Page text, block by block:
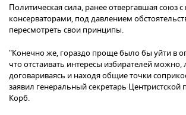
Политическая сила, ранее отвергавшая союз
консерваторами, под давлением
пересмотреть свои принципы.
"Конечно же, гораздо проще было бы уйти в
что отстаивать интересы избирателей
договариваясь и находя общие точки
заявил генеральный секретарь Центристской
Корб.